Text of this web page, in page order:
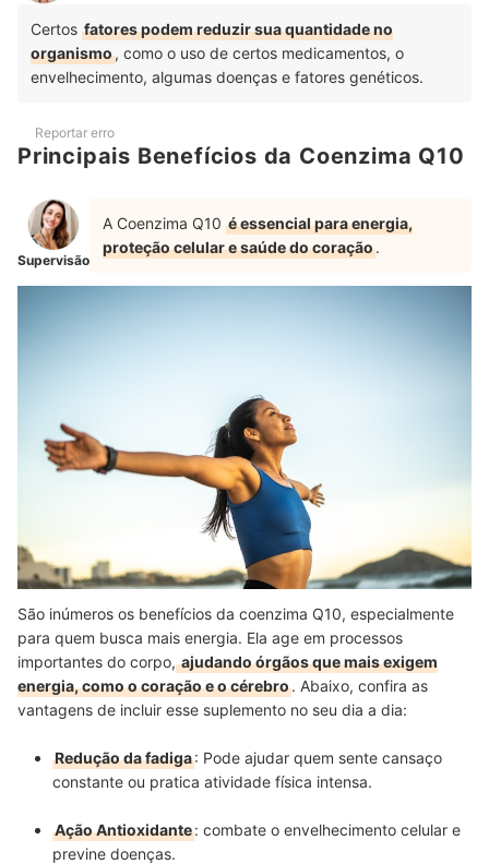
Certos fatores podem reduzir sua quantidade no
organismo, como o uso de certos medicamentos, o
envelhecimento, algumas doenças e fatores genéticos.
Reportar erro
Principais Benefícios da Coenzima Q10
Supervisão
A Coenzima Q10 é essencial para energia,
proteção celular e saúde do coração.
São inúmeros os benefícios da coenzima Q10, especialmente
para quem busca mais energia. Ela age em processos
importantes do corpo,ajudando órgãos que mais exigem
energia, como o coração e o cérebro. Abaixo, confira as
vantagens de incluir esse suplemento no seu dia a dia:
Redução da fadiga: Pode ajudar quem sente cansaço
constante ou pratica atividade física intensa.
Ação Antioxidante: combate o envelhecimento celular e
previne doenças.